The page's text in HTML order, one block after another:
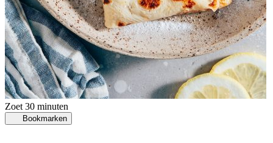
Zoet 30 minuten
Bookmarken